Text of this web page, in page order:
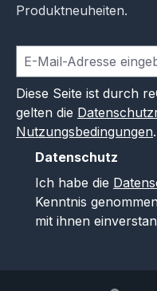
Produktneuheiten.
Diese Seite ist durch
gelten die
Nutzungsbedingungen.
Datenschutz
Ich habe die
Kenntnis
mit ihnen